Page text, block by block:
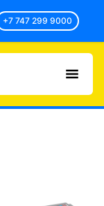
+7 747 299 9000